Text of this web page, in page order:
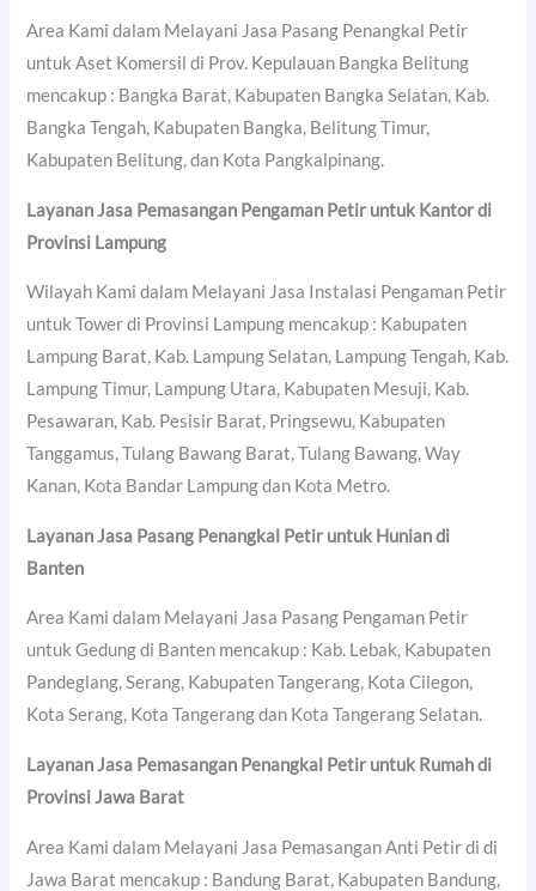
Area Kami dalam Melayani Jasa Pasang Penangkal Petir
untuk Aset Komersil di Prov. Kepulauan Bangka Belitung
mencakup : Bangka Barat, Kabupaten Bangka Selatan, Kab.
Bangka Tengah, Kabupaten Bangka, Belitung Timur,
Kabupaten Belitung, dan Kota Pangkalpinang.
Layanan Jasa Pemasangan Pengaman Petir untuk Kantor di
Provinsi Lampung
Wilayah Kami dalam Melayani Jasa Instalasi Pengaman Petir
untuk Tower di Provinsi Lampung mencakup : Kabupaten
Lampung Barat, Kab. Lampung Selatan, Lampung Tengah, Kab.
Lampung Timur, Lampung Utara, Kabupaten Mesuji, Kab.
Pesawaran, Kab. Pesisir Barat, Pringsewu, Kabupaten
Tanggamus, Tulang Bawang Barat, Tulang Bawang, Way
Kanan, Kota Bandar Lampung dan Kota Metro.
Layanan Jasa Pasang Penangkal Petir untuk Hunian di
Banten
Area Kami dalam Melayani Jasa Pasang Pengaman Petir
untuk Gedung di Banten mencakup : Kab. Lebak, Kabupaten
Pandeglang, Serang, Kabupaten Tangerang, Kota Cilegon,
Kota Serang, Kota Tangerang dan Kota Tangerang Selatan.
Layanan Jasa Pemasangan Penangkal Petir untuk Rumah di
Provinsi Jawa Barat
Area Kami dalam Melayani Jasa Pemasangan Anti Petir di di
Jawa Barat mencakup : Bandung Barat, Kabupaten Bandung,